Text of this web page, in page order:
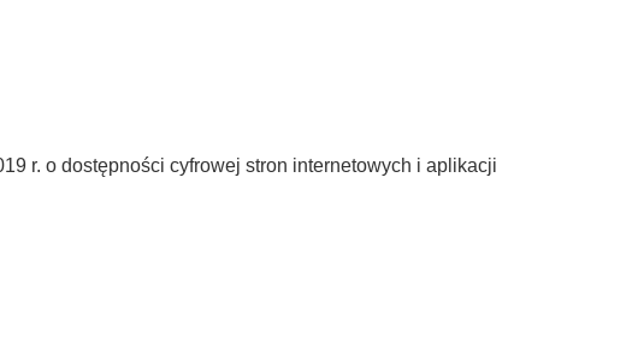
r. o dostępności cyfrowej stron internetowych i aplikacji